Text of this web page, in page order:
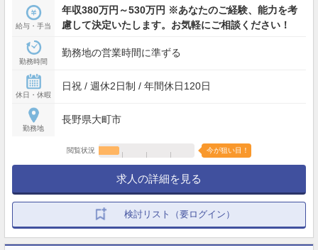
給与・手当
年収380万円～530万円 ※あなたのご経験、能力を考
慮して決定いたします。お気軽にご相談ください！
勤務時間
勤務地の営業時間に準ずる
休日・休暇
日祝 / 週休2日制 / 年間休日120日
勤務地
長野県大町市
閲覧状況 今が狙い目！
求人の詳細を見る
検討リスト（要ログイン）